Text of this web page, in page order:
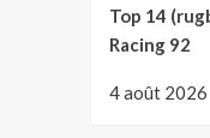
Top 14
Racing 92
4 août 2026